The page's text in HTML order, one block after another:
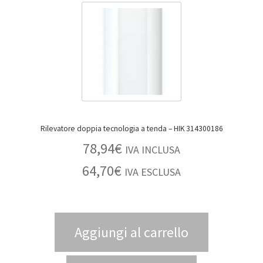
Rilevatore doppia tecnologia a tenda – HIK 314300186
78,94€ IVA INCLUSA
64,70€ IVA ESCLUSA
Aggiungi al carrello